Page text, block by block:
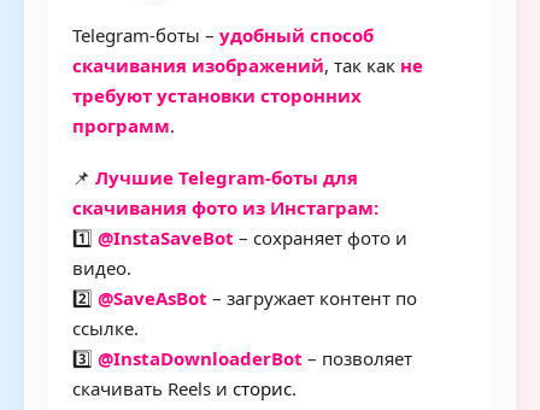
Telegram-боты – удобный способ
скачивания изображений, так как не
требуют установки сторонних
программ.
📌 Лучшие Telegram-боты для
скачивания фото из Инстаграм:
1️⃣ @InstaSaveBot – сохраняет фото и
видео.
2️⃣ @SaveAsBot – загружает контент по
ссылке.
3️⃣ @InstaDownloaderBot – позволяет
скачивать Reels и сторис.